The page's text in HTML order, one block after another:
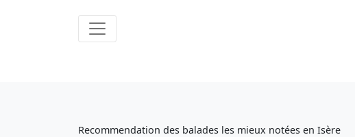
Recommendation des balades les mieux notées en Isère